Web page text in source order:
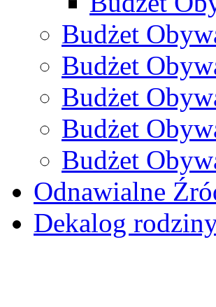
Budżet
Budżet
Budżet
Budżet
Budżet
Odnawialne
Dekalog